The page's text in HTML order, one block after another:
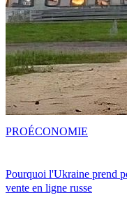
Pourquoi l'Ukraine prend
vente en ligne russe
PROÉCONOMIE